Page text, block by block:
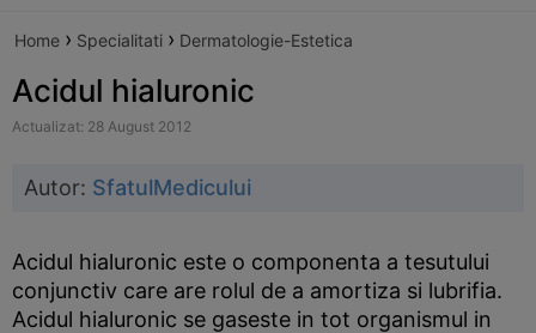
Home › Specialitati › Dermatologie-Estetica
Acidul hialuronic
Actualizat: 28 August 2012
Autor: SfatulMedicului
Acidul hialuronic este o componenta a tesutului
conjunctiv care are rolul de a amortiza si lubrifia.
Acidul hialuronic se gaseste in tot organismul in